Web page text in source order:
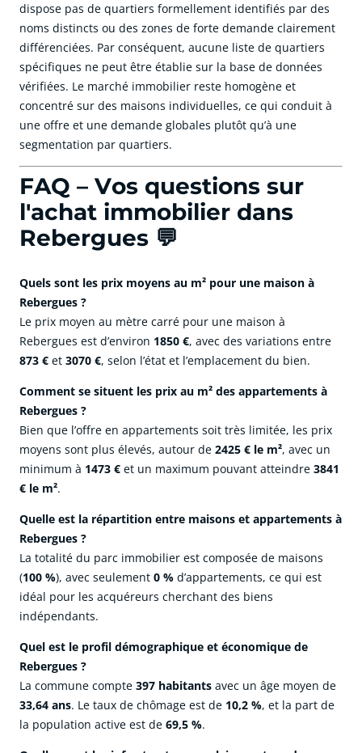
dispose pas de quartiers formellement identifiés par des
noms distincts ou des zones de forte demande clairement
différenciées. Par conséquent, aucune liste de quartiers
spécifiques ne peut être établie sur la base de données
vérifiées. Le marché immobilier reste homogène et
concentré sur des maisons individuelles, ce qui conduit à
une offre et une demande globales plutôt qu’à une
segmentation par quartiers.
FAQ – Vos questions sur
l'achat immobilier dans
Rebergues 💬
Quels sont les prix moyens au m² pour une maison à
Rebergues ?
Le prix moyen au mètre carré pour une maison à
Rebergues est d’environ 1850 €, avec des variations entre
873 € et 3070 €, selon l’état et l’emplacement du bien.
Comment se situent les prix au m² des appartements à
Rebergues ?
Bien que l’offre en appartements soit très limitée, les prix
moyens sont plus élevés, autour de 2425 € le m², avec un
minimum à 1473 € et un maximum pouvant atteindre 3841
€ le m².
Quelle est la répartition entre maisons et appartements à
Rebergues ?
La totalité du parc immobilier est composée de maisons
(100 %), avec seulement 0 % d’appartements, ce qui est
idéal pour les acquéreurs cherchant des biens
indépendants.
Quel est le profil démographique et économique de
Rebergues ?
La commune compte 397 habitants avec un âge moyen de
33,64 ans. Le taux de chômage est de 10,2 %, et la part de
la population active est de 69,5 %.